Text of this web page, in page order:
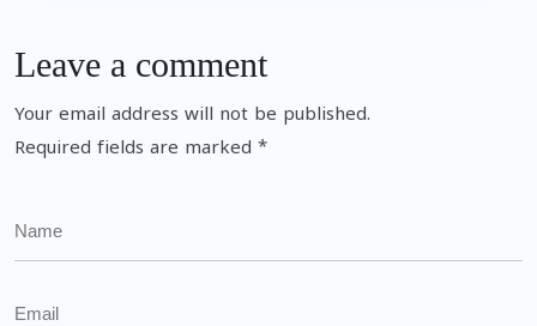
Leave a comment
Your email address will not be published.
Required fields are marked *